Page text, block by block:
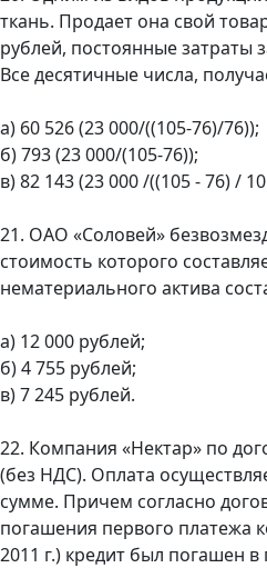
ткань. Продает она свой
рублей, постоянные затраты
Все десятичные числа,
а) 60 526 (23 000/((105-76)/76));
б) 793 (23 000/(105-76));
в) 82 143 (23 000 /((105 - 76) /
21. ОАО «Соловей»
стоимость которого
нематериального актива
а) 12 000 рублей;
б) 4 755 рублей;
в) 7 245 рублей.
22. Компания «Нектар» по
(без НДС). Оплата
сумме. Причем согласно
погашения первого платежа
2011 г.) кредит был погашен